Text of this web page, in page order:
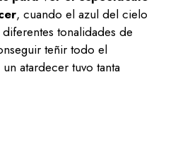
, cuando el azul del cielo
tonalidades de
teñir todo el
atardecer tuvo tanta